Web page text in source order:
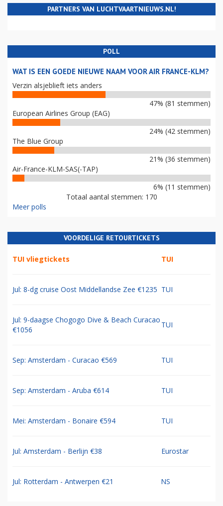
PARTNERS VAN LUCHTVAARTNIEUWS.NL!
POLL
WAT IS EEN GOEDE NIEUWE NAAM VOOR AIR FRANCE-KLM?
Verzin alsjeblieft iets anders
47% (81 stemmen)
European Airlines Group (EAG)
24% (42 stemmen)
The Blue Group
21% (36 stemmen)
Air-France-KLM-SAS(-TAP)
6% (11 stemmen)
Totaal aantal stemmen: 170
Meer polls
VOORDELIGE RETOURTICKETS
TUI vliegtickets TUI
Jul: 8-dg cruise Oost Middellandse Zee €1235 TUI
Jul: 9-daagse Chogogo Dive & Beach Curacao
€1056
TUI
Sep: Amsterdam - Curacao €569 TUI
Sep: Amsterdam - Aruba €614 TUI
Mei: Amsterdam - Bonaire €594 TUI
Jul: Amsterdam - Berlijn €38 Eurostar
Jul: Rotterdam - Antwerpen €21 NS